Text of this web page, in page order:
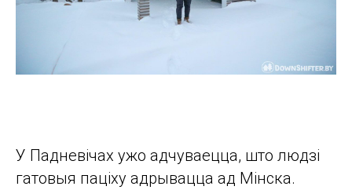
У Падневічах ужо адчуваецца, што людзі
гатовыя паціху адрывацца ад Мінска.